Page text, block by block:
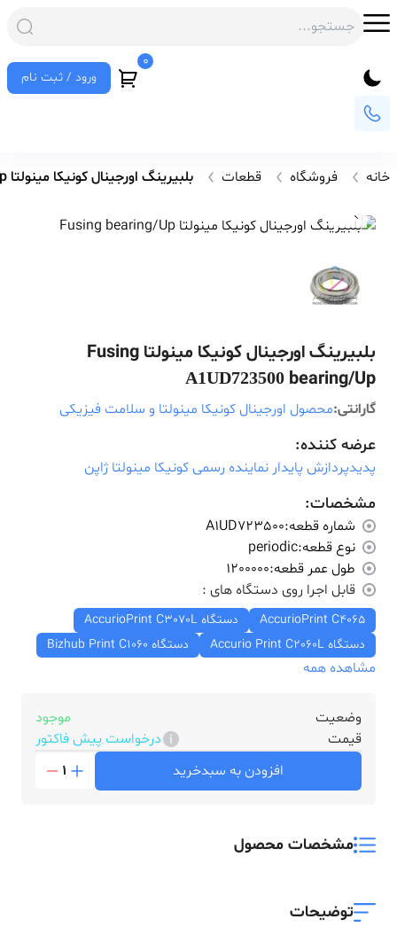
0
ورود / ثبت نام
خانه فروشگاه قطعات بلبیرینگ اورجینال کونیکا مینولتا Fusing bearing/Up
بلبیرینگ اورجینال کونیکا مینولتا Fusing
bearing/Up
A1UD723500
گارانتی:محصول اورجینال کونیکا مینولتا و سلامت فیزیکی
عرضه کننده:
پدیدپردازش پایدار نماینده رسمی کونیکا مینولتا ژاپن
مشخصات:
شماره قطعه:A1UD723500
نوع قطعه:periodic
طول عمر قطعه:1200000
قابل اجرا روی دستگاه های :
AccurioPrint C4065
دستگاه AccurioPrint C3070L
دستگاه Accurio Print C2060L
دستگاه Bizhub Print C1060
مشاهده همه
وضعیت
موجود
قیمت
درخواست پیش فاکتور
افزودن به سبدخرید
1
مشخصات محصول
توضیحات